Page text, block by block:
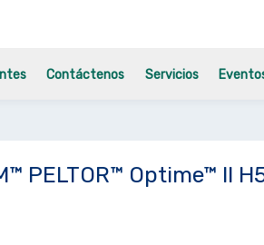
Contáctenos Servicios
PELTOR™ Optime™ II